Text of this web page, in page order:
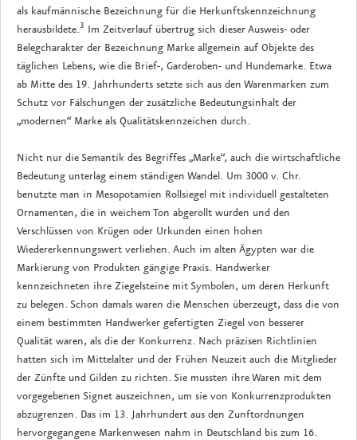
als kaufmännische Bezeichnung für die Herkunftskennzeichnung
herausbildete.3 Im Zeitverlauf übertrug sich dieser Ausweis- oder
Belegcharakter der Bezeichnung Marke allgemein auf Objekte des
täglichen Lebens, wie die Brief-, Garderoben- und Hundemarke. Etwa
ab Mitte des 19. Jahrhunderts setzte sich aus den Warenmarken zum
Schutz vor Fälschungen der zusätzliche Bedeutungsinhalt der
„modernen“ Marke als Qualitätskennzeichen durch.
Nicht nur die Semantik des Begriffes „Marke“, auch die wirtschaftliche
Bedeutung unterlag einem ständigen Wandel. Um 3000 v. Chr.
benutzte man in Mesopotamien Rollsiegel mit individuell gestalteten
Ornamenten, die in weichem Ton abgerollt wurden und den
Verschlüssen von Krügen oder Urkunden einen hohen
Wiedererkennungswert verliehen. Auch im alten Ägypten war die
Markierung von Produkten gängige Praxis. Handwerker
kennzeichneten ihre Ziegelsteine mit Symbolen, um deren Herkunft
zu belegen. Schon damals waren die Menschen überzeugt, dass die von
einem bestimmten Handwerker gefertigten Ziegel von besserer
Qualität waren, als die der Konkurrenz. Nach präzisen Richtlinien
hatten sich im Mittelalter und der Frühen Neuzeit auch die Mitglieder
der Zünfte und Gilden zu richten. Sie mussten ihre Waren mit dem
vorgegebenen Signet auszeichnen, um sie von Konkurrenzprodukten
abzugrenzen. Das im 13. Jahrhundert aus den Zunftordnungen
hervorgegangene Markenwesen nahm in Deutschland bis zum 16.